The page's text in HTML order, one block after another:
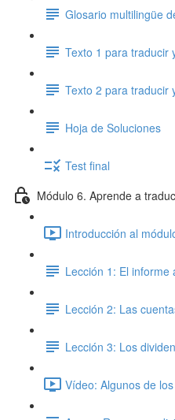
Glosario multilingüe
Texto 1 para traducir
Texto 2 para traducir
Hoja de Soluciones
Test final
Módulo 6. Aprende a
Introducción al
Lección 1: El informe
Lección 2: Las
Lección 3: Los
Vídeo: Algunos de